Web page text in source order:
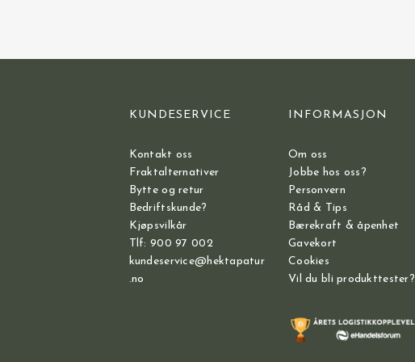
KUNDESERVICE
Kontakt oss
Fraktalternativer
Bytte og retur
Bedriftskunde?
Kjøpsvilkår
Tlf: 900 97 002
kundeservice@hektapatur
.no
INFORMASJON
Om oss
Jobbe hos oss?
Personvern
Råd & Tips
Bærekraft & åpenhet
Gavekort
Cookies
Vil du bli produkttester?